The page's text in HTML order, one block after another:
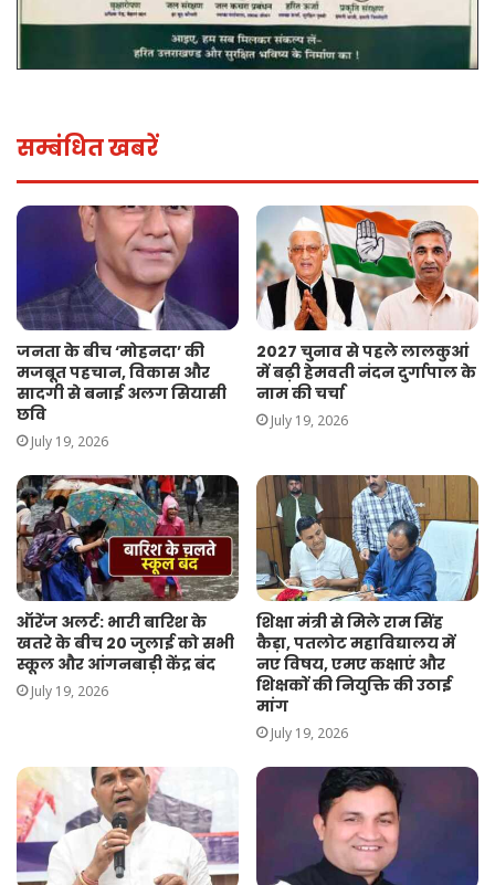
सम्बंधित खबरें
जनता के बीच ‘मोहनदा’ की
मजबूत पहचान, विकास और
सादगी से बनाई अलग सियासी
छवि
July 19, 2026
2027 चुनाव से पहले लालकुआं
में बढ़ी हेमवती नंदन दुर्गापाल के
नाम की चर्चा
July 19, 2026
ऑरेंज अलर्ट: भारी बारिश के
खतरे के बीच 20 जुलाई को सभी
स्कूल और आंगनबाड़ी केंद्र बंद
July 19, 2026
शिक्षा मंत्री से मिले राम सिंह
कैड़ा, पतलोट महाविद्यालय में
नए विषय, एमए कक्षाएं और
शिक्षकों की नियुक्ति की उठाई
मांग
July 19, 2026